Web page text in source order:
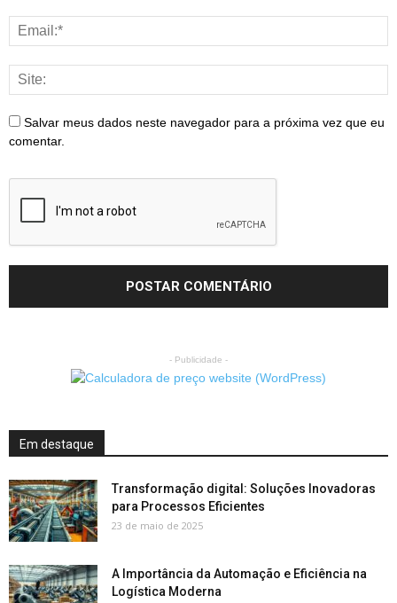
Salvar meus dados neste navegador para a próxima vez que eu
comentar.
- Publicidade -
Em destaque
Transformação digital: Soluções Inovadoras
para Processos Eficientes
23 de maio de 2025
A Importância da Automação e Eficiência na
Logística Moderna